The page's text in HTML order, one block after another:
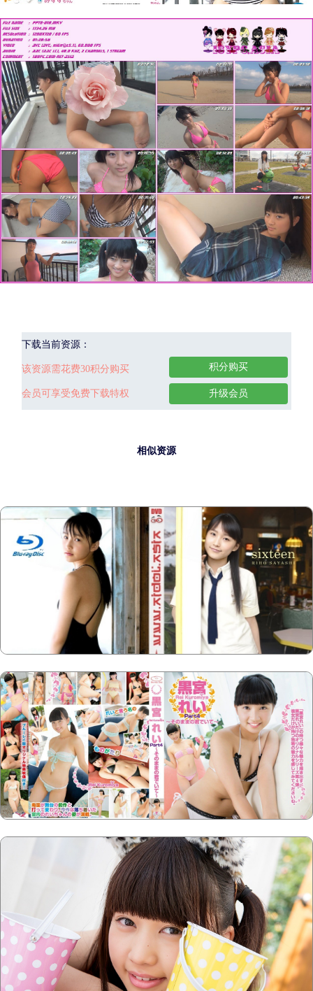
下载当前资源：
该资源需花费30积分购买
会员可享受免费下载特权
积分购买
升级会员
相似资源